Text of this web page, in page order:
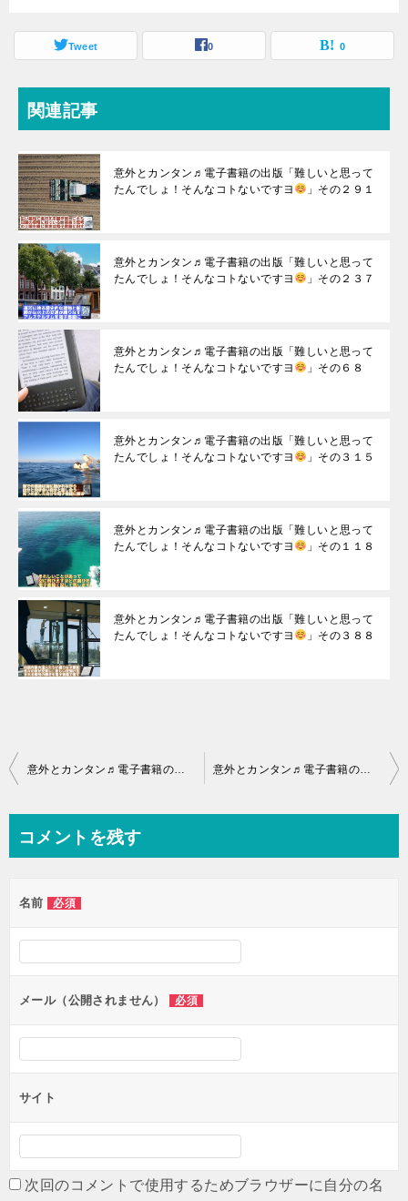
Tweet 0 0
関連記事
意外とカンタン♬電子書籍の出版「難しいと思って
たんでしょ！そんなコトないですヨ
」その２９１
意外とカンタン♬電子書籍の出版「難しいと思って
たんでしょ！そんなコトないですヨ
」その２３７
意外とカンタン♬電子書籍の出版「難しいと思って
たんでしょ！そんなコトないですヨ
」その６８
意外とカンタン♬電子書籍の出版「難しいと思って
たんでしょ！そんなコトないですヨ
」その３１５
意外とカンタン♬電子書籍の出版「難しいと思って
たんでしょ！そんなコトないですヨ
」その１１８
意外とカンタン♬電子書籍の出版「難しいと思って
たんでしょ！そんなコトないですヨ
」その３８８
投
ビ
ー
シ
ョ
ン
意外とカンタン♬電子書籍の出版「難しいと思ってたんでしょ！そんなコトないですヨ 意外とカンタン♬電子書籍の出版「難しいと思ってたんでしょ！そんなコトないですヨ
コメントを残す
名前 必須
メール（公開されません） 必須
サイト
次回のコメントで使用するためブラウザーに自分の名